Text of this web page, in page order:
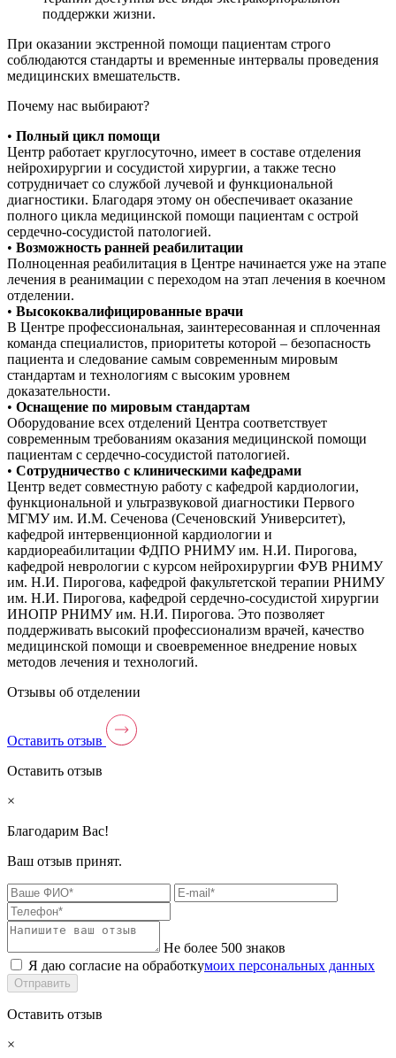
поддержки жизни.
При оказании экстренной помощи пациентам строго
соблюдаются стандарты и временные интервалы проведения
медицинских вмешательств.
Почему нас выбирают?
• Полный цикл помощи
Центр работает круглосуточно, имеет в составе отделения
нейрохирургии и сосудистой хирургии, а также тесно
сотрудничает со службой лучевой и функциональной
диагностики. Благодаря этому он обеспечивает оказание
полного цикла медицинской помощи пациентам с острой
сердечно-сосудистой патологией.
• Возможность ранней реабилитации
Полноценная реабилитация в Центре начинается уже на этапе
лечения в реанимации с переходом на этап лечения в коечном
отделении.
• Высококвалифицированные врачи
В Центре профессиональная, заинтересованная и сплоченная
команда специалистов, приоритеты которой – безопасность
пациента и следование самым современным мировым
стандартам и технологиям с высоким уровнем
доказательности.
• Оснащение по мировым стандартам
Оборудование всех отделений Центра соответствует
современным требованиям оказания медицинской помощи
пациентам с сердечно-сосудистой патологией.
• Сотрудничество с клиническими кафедрами
Центр ведет совместную работу с кафедрой кардиологии,
функциональной и ультразвуковой диагностики Первого
МГМУ им. И.М. Сеченова (Сеченовский Университет),
кафедрой интервенционной кардиологии и
кардиореабилитации ФДПО РНИМУ им. Н.И. Пирогова,
кафедрой неврологии с курсом нейрохирургии ФУВ РНИМУ
им. Н.И. Пирогова, кафедрой факультетской терапии РНИМУ
им. Н.И. Пирогова, кафедрой сердечно-сосудистой хирургии
ИНОПР РНИМУ им. Н.И. Пирогова. Это позволяет
поддерживать высокий профессионализм врачей, качество
медицинской помощи и своевременное внедрение новых
методов лечения и технологий.
Отзывы об отделении
Оставить отзыв
Оставить отзыв
×
Благодарим Вас!
Ваш отзыв принят.
Не более 500 знаков
Я даю согласие на обработкумоих персональных данных
Отправить
Оставить отзыв
×